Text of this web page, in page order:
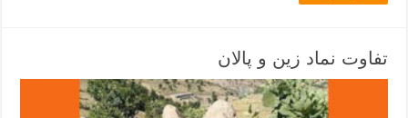
تفاوت نماد زین و پالان